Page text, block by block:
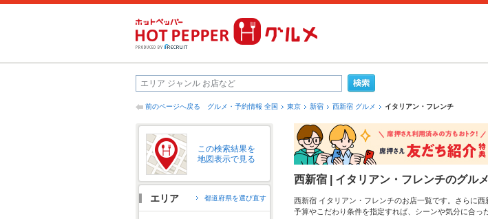
前のページへ戻る グルメ・予約情報 全国 東京 新宿 西新宿 グルメ イタリアン・フレンチ
この検索結果を
地図表示で見る
エリア 都道府県を選び直す
西新宿 | イタリアン・フレンチのグル
西新宿 イタリアン・フレンチのお店一覧です。さらに
予算やこだわり条件を指定すれば、シーンや気分に合